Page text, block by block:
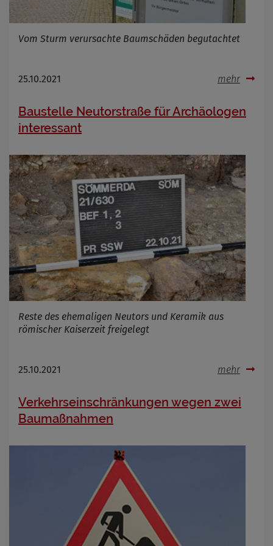
Vom Sturm verursachte Baumschäden begutachtet
25.10.2021 mehr
Baustelle Neutorstraße für Archäologen
interessant
Reste des ehemaligen Neutors und Keramik aus
römischer Kaiserzeit freigelegt
25.10.2021 mehr
Verkehrseinschränkungen wegen zwei
Baumaßnahmen
Name
Cookies die bei der Verwendung von
OpenWeatherAPI gesetzt werden